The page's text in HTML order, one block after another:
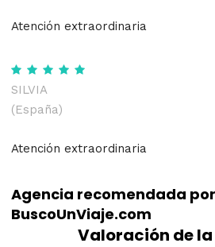
Atención extraordinaria
SILVIA
(España)
Atención extraordinaria
Agencia recomendada por
BuscoUnViaje.com
Valoración de